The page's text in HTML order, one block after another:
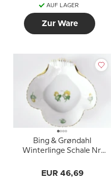
AUF LAGER
Zur Ware
Bing & Grøndahl
Winterlinge Schale Nr.
EUR 46,69